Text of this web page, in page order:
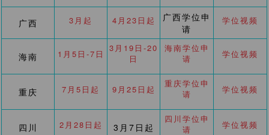
广西 3月起 4月23日起
广西学位申
请
学位视频
海南 1月5日-7日
3月19日-20
日
海南学位申
请
学位视频
重庆 7月5日起 9月25日起
重庆学位申
请
学位视频
四川 2月28日起 3月7日起
四川学位申
请
学位视频